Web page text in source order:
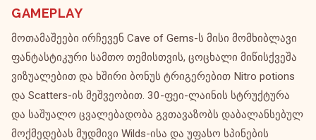
GAMEPLAY
მოთამაშეები ირჩევენ Cave of Gems-ს მისი მომხიბლავი
ფანტასტიკური სამთო თემისთვის, ცოცხალი მიწისქვეშა
ვიზუალებით და ხშირი ბონუს ტრიგერებით Nitro potions
და Scatters-ის მეშვეობით. 30-ფეი-ლაინის სტრუქტურა
და საშუალო ცვალებადობა გვთავაზობს დაბალანსებულ
მოქმედებას მუდმივი Wilds-ისა და უფასო სპინების